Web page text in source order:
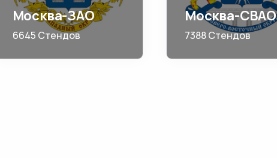
Москва-ЗАО
6645 Стендов
Москва-СВАО
7388 Стендов